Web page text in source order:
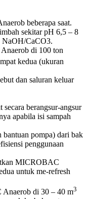
beberapa saat.
sekitar pH 6,5 – 8
NaOH/CaCO3.
di 100 ton
kedua (ukuran
dan saluran keluar
berangsur-angsur
apabila isi sampah
pompa) dari bak
penggunaan
MICROBAC
untuk me-refresh
di 30 – 40 m3